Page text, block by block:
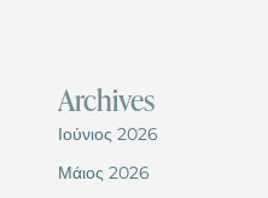
Archives
Ιούνιος 2026
Μάιος 2026